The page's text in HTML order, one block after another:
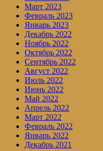
Март 2023
Февраль 2023
Январь 2023
Декабрь 2022
Ноябрь 2022
Октябрь 2022
Сентябрь 2022
Август 2022
Июль 2022
Июнь 2022
Май 2022
Апрель 2022
Март 2022
Февраль 2022
Январь 2022
Декабрь 2021